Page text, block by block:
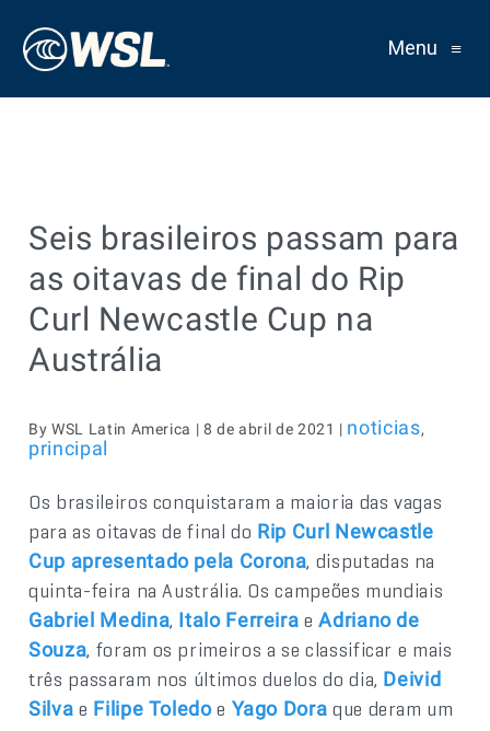
Menu ≡
Seis brasileiros passam para
as oitavas de final do Rip
Curl Newcastle Cup na
Austrália
By WSL Latin America | 8 de abril de 2021 | noticias,
principal
Os brasileiros conquistaram a maioria das vagas
para as oitavas de final do Rip Curl Newcastle
Cup apresentado pela Corona, disputadas na
quinta-feira na Austrália. Os campeões mundiais
Gabriel Medina, Italo Ferreira eAdriano de
Souza, foram os primeiros a se classificar e mais
três passaram nos últimos duelos do dia, Deivid
Silva e Filipe Toledoe Yago Dora que deram um